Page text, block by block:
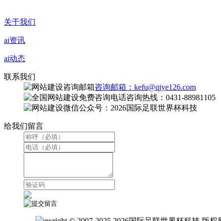
关于我们
ai资讯
ai动态
联系我们
咨询邮箱：kefu@qiye126.com
咨询热线：0431-88981105
微信公众号：2026国际足联世界杯科技
给我们留言